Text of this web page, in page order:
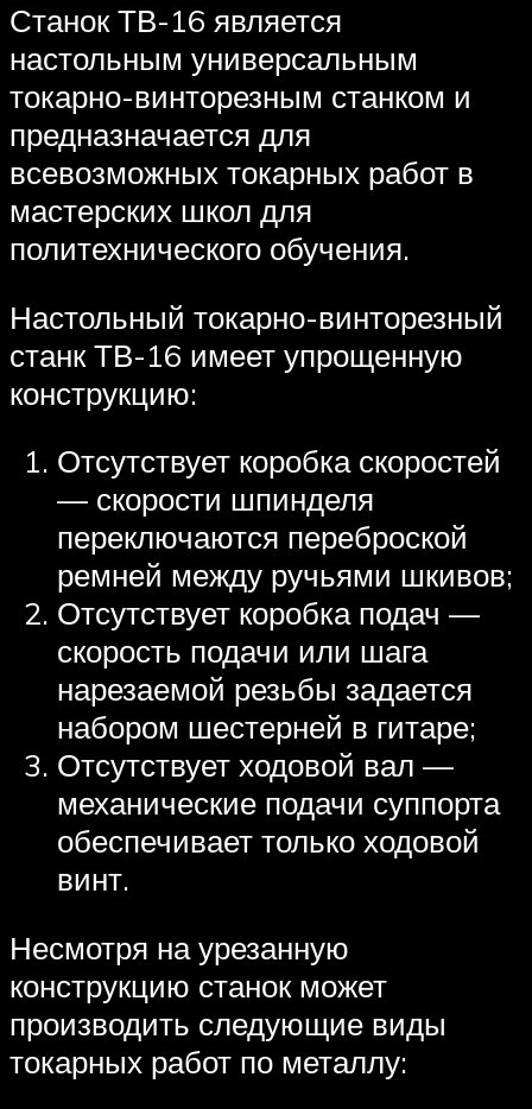
Станок ТВ-16 является
настольным универсальным
токарно-винторезным станком и
предназначается для
всевозможных токарных работ в
мастерских школ для
политехнического обучения.
Настольный токарно-винторезный
станк ТВ-16 имеет упрощенную
конструкцию:
Отсутствует коробка скоростей
— скорости шпинделя
переключаются переброской
ремней между ручьями шкивов;
Отсутствует коробка подач —
скорость подачи или шага
нарезаемой резьбы задается
набором шестерней в гитаре;
Отсутствует ходовой вал —
механические подачи суппорта
обеспечивает только ходовой
винт.
Несмотря на урезанную
конструкцию станок может
производить следующие виды
токарных работ по металлу: